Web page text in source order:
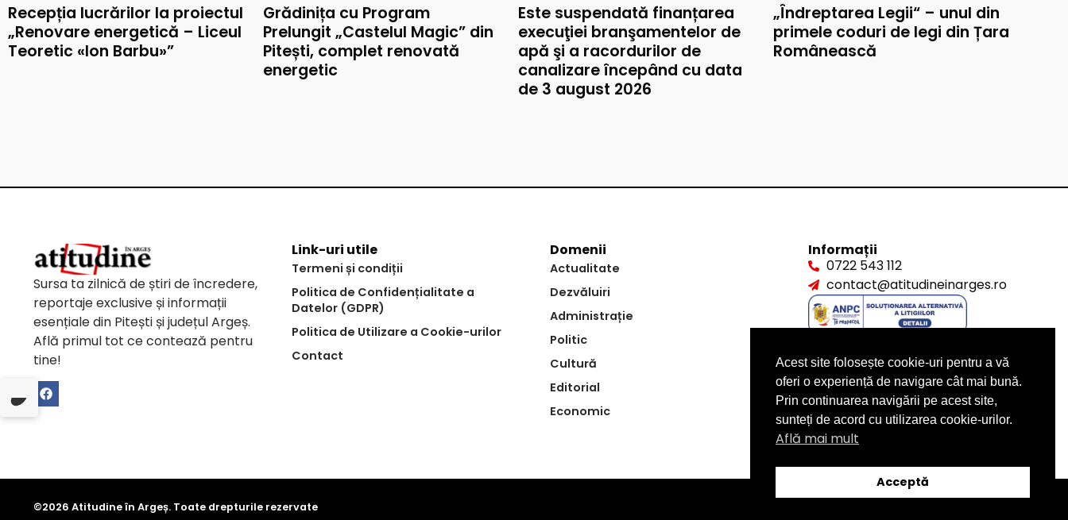
Recepția lucrărilor la proiectul
„Renovare energetică – Liceul
Teoretic «Ion Barbu»”
Grădinița cu Program
Prelungit „Castelul Magic” din
Pitești, complet renovată
energetic
Este suspendată finanțarea
execuţiei branşamentelor de
apă şi a racordurilor de
canalizare începând cu data
de 3 august 2026
„Îndreptarea Legii“ – unul din
primele coduri de legi din Țara
Românească
Sursa ta zilnică de știri de încredere,
reportaje exclusive și informații
esențiale din Pitești și județul Argeș.
Află primul tot ce contează pentru
tine!
Link-uri utile
Termeni și condiții
Politica de Confidențialitate a
Datelor (GDPR)
Politica de Utilizare a Cookie-urilor
Contact
Domenii
Actualitate
Dezvăluiri
Administrație
Politic
Cultură
Editorial
Economic
Informații
0722 543 112
contact@atitudineinarges.ro
©2026 Atitudine în Argeș. Toate drepturile rezervate
Acest site folosește cookie-uri pentru a vă
oferi o experiență de navigare cât mai bună.
Prin continuarea navigării pe acest site,
sunteți de acord cu utilizarea cookie-urilor.
Află mai mult
Acceptă